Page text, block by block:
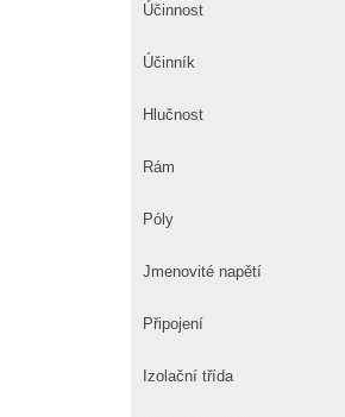
Účinnost
Účinník
Hlučnost
Rám
Póly
Jmenovité napětí
Připojení
Izolační třída